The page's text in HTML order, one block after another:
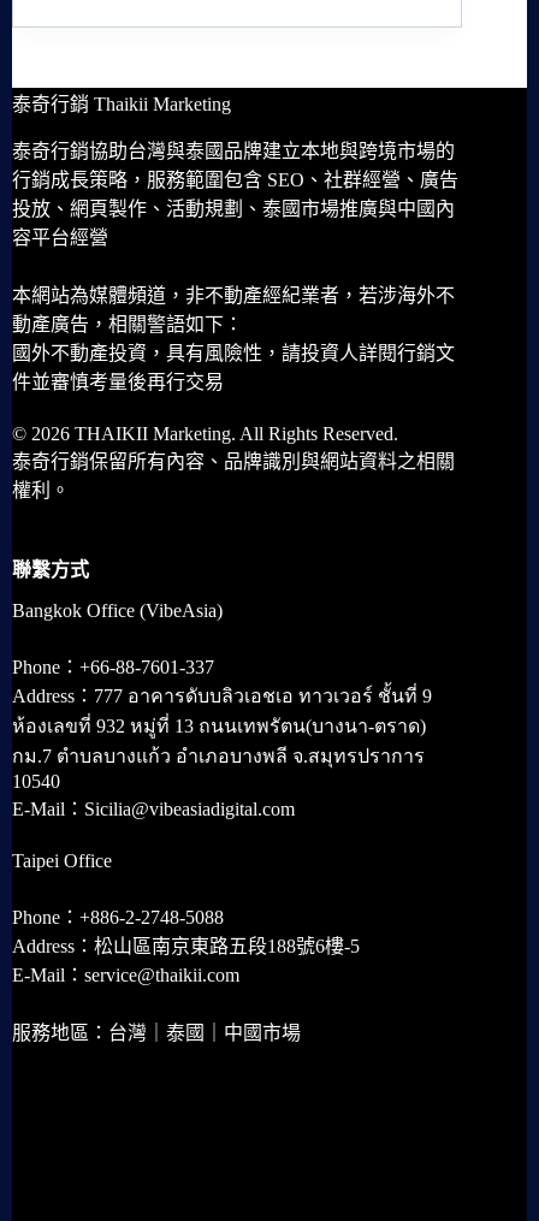
泰奇行銷 Thaikii Marketing
泰奇行銷協助台灣與泰國品牌建立本地與跨境市場的
行銷成長策略，服務範圍包含 SEO、社群經營、廣告
投放、網頁製作、活動規劃、泰國市場推廣與中國內
容平台經營
本網站為媒體頻道，非不動產經紀業者，若涉海外不
動產廣告，相關警語如下：
國外不動產投資，具有風險性，請投資人詳閱行銷文
件並審慎考量後再行交易
© 2026 THAIKII Marketing. All Rights Reserved.
泰奇行銷保留所有內容、品牌識別與網站資料之相關
權利。
聯繫方式
Bangkok Office (VibeAsia)
Phone：+66-88-7601-337
Address：777 อาคารดับบลิวเอชเอ ทาวเวอร์ ชั้นที่ 9
ห้องเลขที่ 932 หมู่ที่ 13 ถนนเทพรัตน(บางนา-ตราด)
กม.7 ตำบลบางแก้ว อำเภอบางพลี จ.สมุทรปราการ
10540
E-Mail：Sicilia@vibeasiadigital.com
Taipei Office
Phone：+886-2-2748-5088
Address：松山區南京東路五段188號6樓-5
E-Mail：service@thaikii.com
服務地區：台灣｜泰國｜中國市場